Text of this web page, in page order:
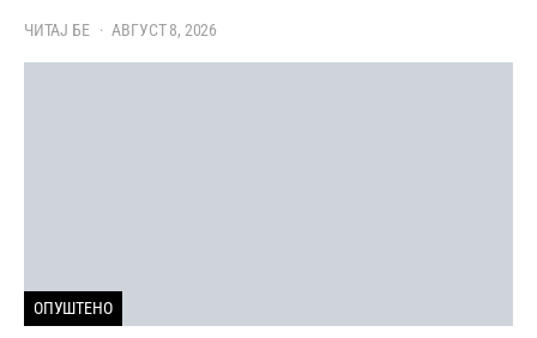
ЧИТАЈ БЕ АВГУСТ 8, 2026
ОПУШТЕНО